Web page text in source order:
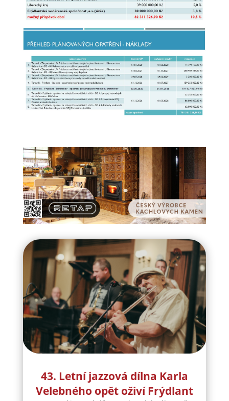
43. Letní jazzová dílna Karla
Velebného opět oživí Frýdlant
43. Letní jazzová dílna Karla Velebného opět
oživí Frýdlant Frýdlant se i letos stane dějištěm
jedné z nejvýznamnějších jazzových událostí v
Karla Velebného nabídne od 15. do 21. srpna
2026 sérii koncertů, workshopů i...
číst více